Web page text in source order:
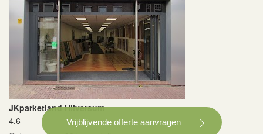
Vrijblijvende offerte aanvragen
JKparketland Hilversum
4.6